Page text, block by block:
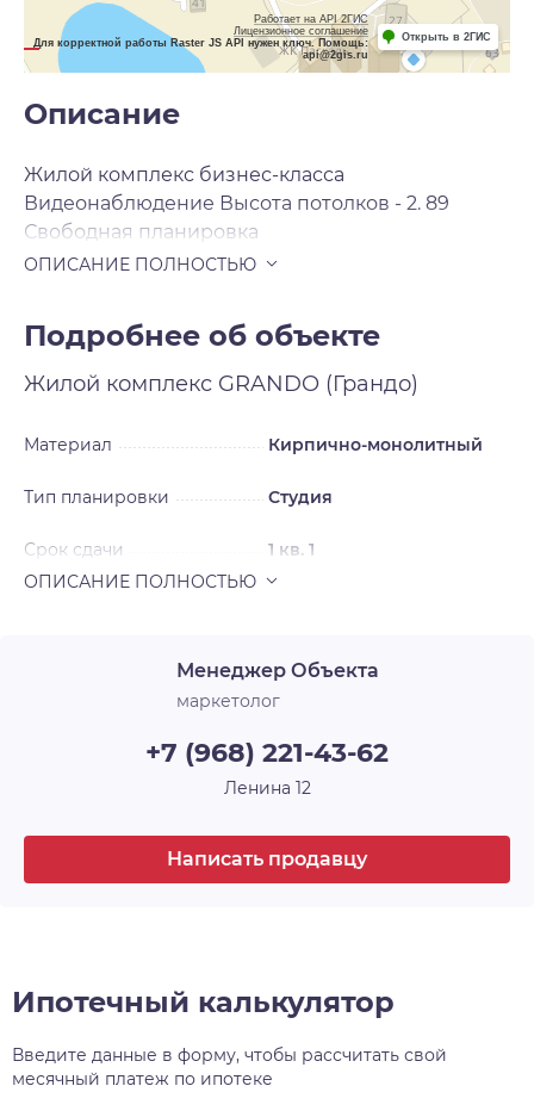
Работает на API 2ГИС
Лицензионное соглашение
Для корректной работы Raster JS API нужен ключ. Помощь:
api@2gis.ru
Открыть в 2ГИС
Описание
Жилой комплекс бизнес-класса
Видеонаблюдение Высота потолков - 2. 89
Свободная планировка
Подробнее об объекте
Жилой комплекс GRANDO (Грандо)
Материал Кирпично-монолитный
Тип планировки Студия
Срок сдачи 1 кв. 1
Менеджер Объекта
маркетолог
+7 (968) 221-43-62
Ленина 12
Написать продавцу
Ипотечный калькулятор
Введите данные в форму, чтобы рассчитать свой
месячный платеж по ипотеке